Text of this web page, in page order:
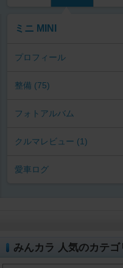
ミニ MINI
プロフィール
整備 (75)
フォトアルバム
クルマレビュー (1)
愛車ログ
みんカラ 人気のカテゴ